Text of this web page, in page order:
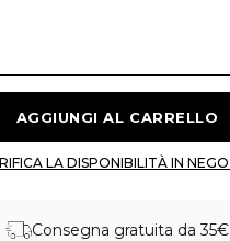
Consegna gratuita da 35€